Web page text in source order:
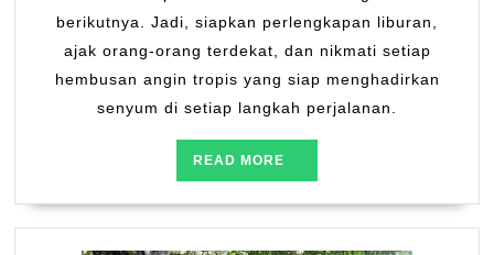
berikutnya. Jadi, siapkan perlengkapan liburan,
ajak orang-orang terdekat, dan nikmati setiap
hembusan angin tropis yang siap menghadirkan
senyum di setiap langkah perjalanan.
READ MORE
MORE